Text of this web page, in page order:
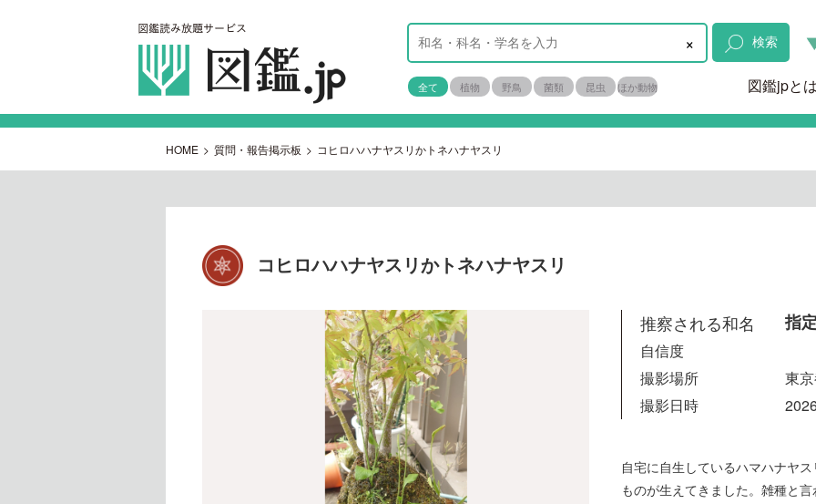
× 検索
全て 植物 野鳥 菌類 昆虫 ほか動物 図鑑jpと
HOME > 質問・報告掲示板 > コヒロハハナヤスリかトネハナヤスリ
コヒロハハナヤスリかトネハナヤスリ
推察される和名 指
自信度
撮影場所
東
撮影日時
自宅に自生しているハマハナヤ
ものが生えてきました。雑種と